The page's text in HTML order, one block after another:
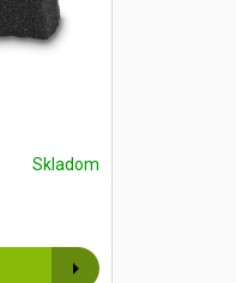
Skladom